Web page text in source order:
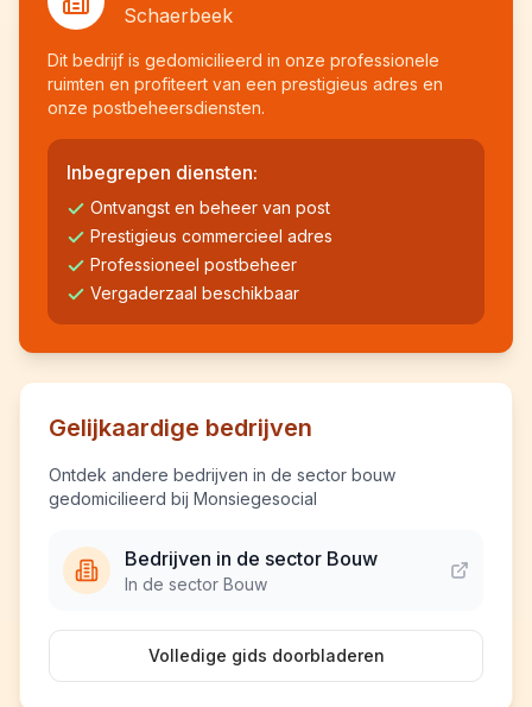
Schaerbeek
Dit bedrijf is gedomicilieerd in onze professionele
ruimten en profiteert van een prestigieus adres en
onze postbeheersdiensten.
Inbegrepen diensten:
Ontvangst en beheer van post
Prestigieus commercieel adres
Professioneel postbeheer
Vergaderzaal beschikbaar
Gelijkaardige bedrijven
Ontdek andere bedrijven in de sector bouw
gedomicilieerd bij Monsiegesocial
Bedrijven in de sector Bouw
In de sector Bouw
Volledige gids doorbladeren